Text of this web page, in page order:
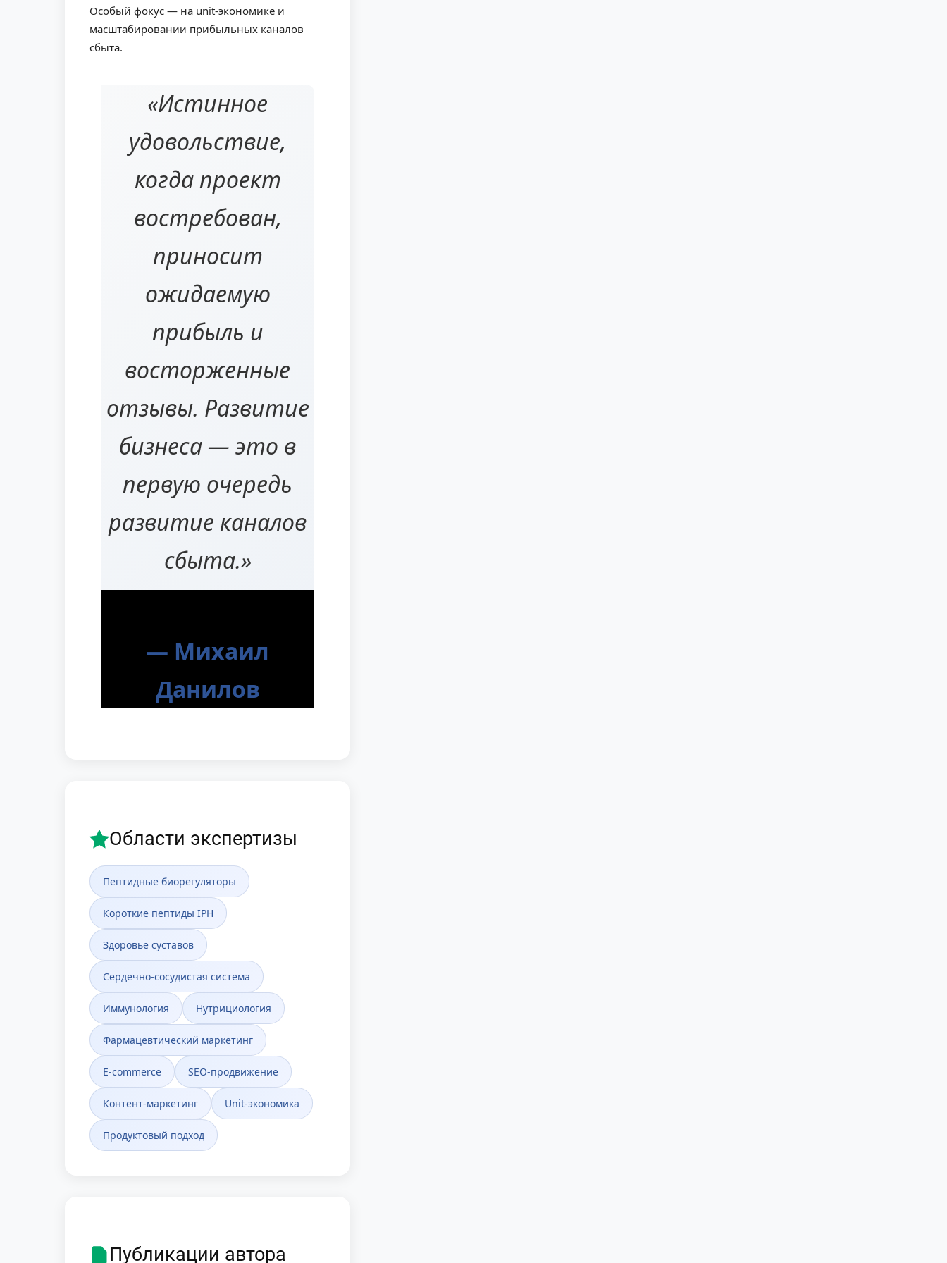
Особый фокус — на unit-экономике и
масштабировании прибыльных каналов
сбыта.
«Истинное
удовольствие,
когда проект
востребован,
приносит
ожидаемую
прибыль и
восторженные
отзывы. Развитие
бизнеса — это в
первую очередь
развитие каналов
сбыта.»
— Михаил
Данилов
Области экспертизы
Пептидные биорегуляторы
Короткие пептиды IPH
Здоровье суставов
Сердечно-сосудистая система
Иммунология Нутрициология
Фармацевтический маркетинг
E-commerce SEO-продвижение
Контент-маркетинг Unit-экономика
Продуктовый подход
Публикации автора